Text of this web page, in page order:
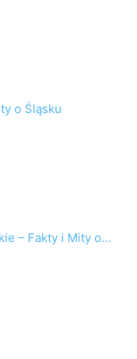
o Śląsku
– Fakty i Mity o…